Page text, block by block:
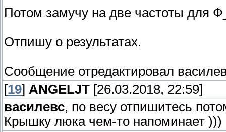
Потом замучу на две частоты для
Отпишу о результатах.
Сообщение отредактировал
[19] ANGELJT [26.03.2018, 22:59]
василевс, по весу отпишитесь
Крышку люка чем-то напоминает )))